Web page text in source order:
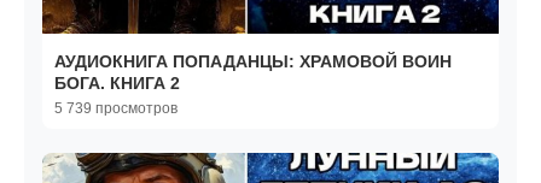
АУДИОКНИГА ПОПАДАНЦЫ: ХРАМОВОЙ ВОИН
БОГА. КНИГА 2
5 739 просмотров